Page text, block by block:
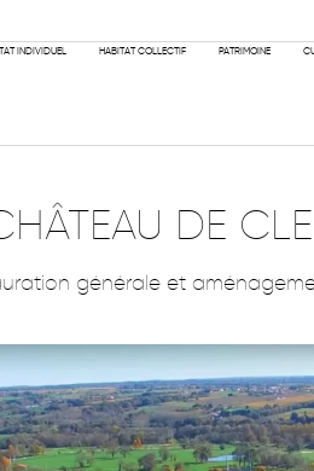
INDIVIDUEL HABITAT COLLECTIF PATRIMOINE
DE
générale et